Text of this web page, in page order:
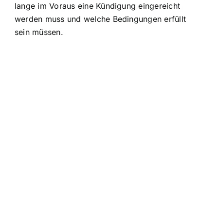
lange im Voraus eine Kündigung eingereicht
werden muss und welche Bedingungen erfüllt
sein müssen.